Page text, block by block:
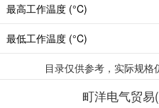
最高工作温度 (°C)
最低工作温度 (°C)
目录仅供参考，实际规格
町洋电气贸易